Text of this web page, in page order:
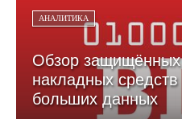
АНАЛИТИКА
Обзор
накладных средств
больших данных